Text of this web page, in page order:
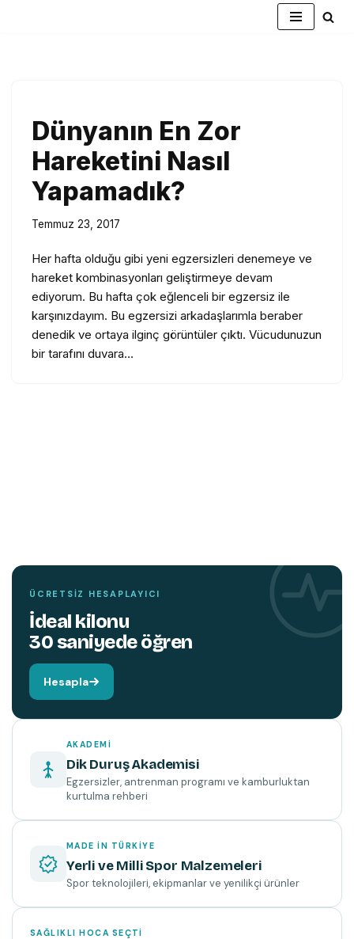
Dünyanın En Zor
Hareketini Nasıl
Yapamadık?
Temmuz 23, 2017
Her hafta olduğu gibi yeni egzersizleri denemeye ve
hareket kombinasyonları geliştirmeye devam
ediyorum. Bu hafta çok eğlenceli bir egzersiz ile
karşınızdayım. Bu egzersizi arkadaşlarımla beraber
denedik ve ortaya ilginç görüntüler çıktı. Vücudunuzun
bir tarafını duvara…
TEMIN ETMEK İÇIN TIKLAYIN
ÜCRETSIZ HESAPLAYICI
İdeal kilonu
30 saniyede öğren
Hesapla
AKADEMI
Dik Duruş Akademisi
Egzersizler, antrenman programı ve kamburluktan
kurtulma rehberi
MADE IN TÜRKIYE
Yerli ve Milli Spor Malzemeleri
Spor teknolojileri, ekipmanlar ve yenilikçi ürünler
SAĞLIKLI HOCA SEÇTI